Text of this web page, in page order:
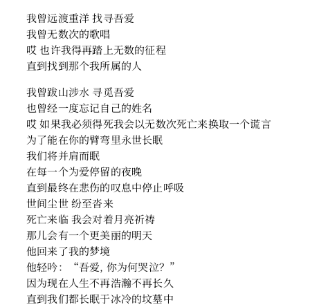
我曾远渡重洋 找寻吾爱
我曾无数次的歌唱
哎 也许我得再踏上无数的征程
直到找到那个我所属的人
我曾跋山涉水 寻觅吾爱
也曾经一度忘记自己的姓名
哎 如果我必须得死我会以无数次死亡来换取一个谎言
为了能在你的臂弯里永世长眠
我们将并肩而眠
在每一个为爱停留的夜晚
直到最终在悲伤的叹息中停止呼吸
世间尘世 纷至沓来
死亡来临 我会对着月亮祈祷
那儿会有一个更美丽的明天
他回来了我的梦境
他轻吟：“吾爱, 你为何哭泣？”
因为现在人生不再浩瀚不再长久
直到我们都长眠于冰冷的坟墓中